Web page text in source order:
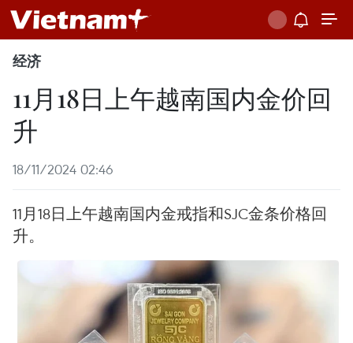
经济
11月18日上午越南国内金价回
升
18/11/2024 02:46
11月18日上午越南国内金戒指和SJC金条价格回
升。